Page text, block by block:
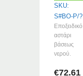
προϊόντος
SKU:
S#BO-P/?
Εποξειδικό
αστάρι
βάσεως
νερού.
€72.61